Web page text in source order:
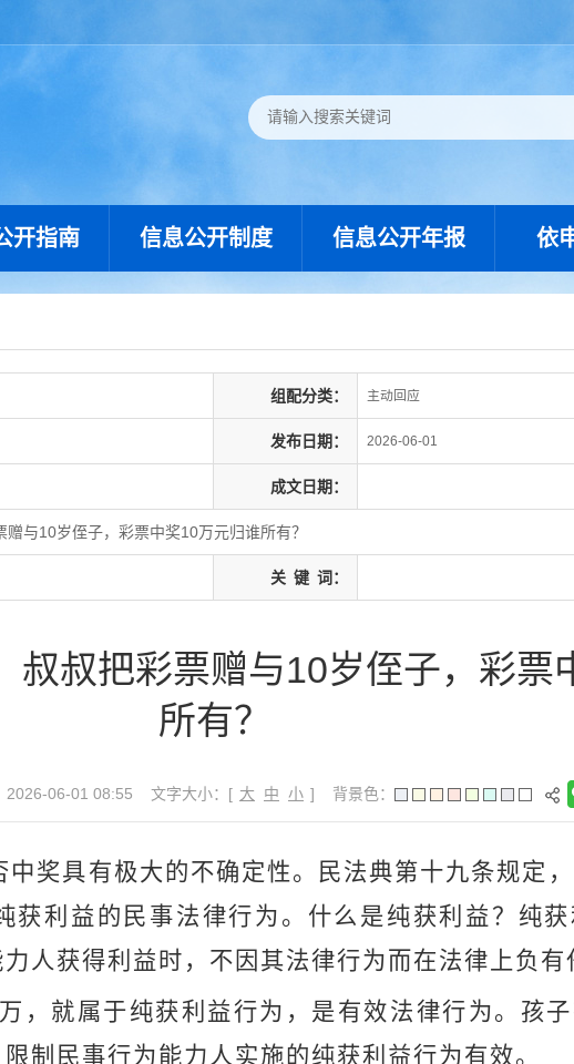
开指南 信息公开制度 信息公开年报 依
组配分类： 主动回应
发布日期： 2026-06-01
成文日期：
与10岁侄子，彩票中奖10万元归谁所有？
关 键 词：
叔叔把彩票赠与10岁侄子，彩票
所有？
2026-06-01 08:55 文字大小：[ 大 中 小 ] 背景色：
奖具有极大的不确定性。民法典第十九条规定，
获利益的民事法律行为。什么是纯获利益？纯
人获得利益时，不因其法律行为而在法律上负有
，就属于纯获利益行为，是有效法律行为。孩子
制民事行为能力人实施的纯获利益行为有效。